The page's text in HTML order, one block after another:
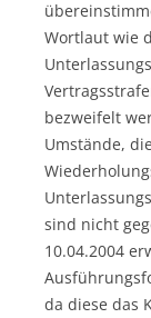
Wortlaut wie
bezweifelt
Umstände,
sind nicht
10.04.2004
da diese das